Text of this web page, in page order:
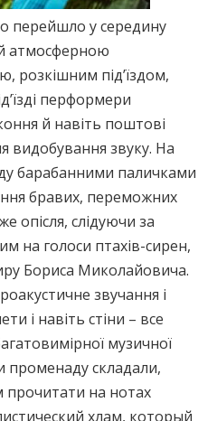
перейшло у середину
атмосферною
розкішним під’їздом,
перформери
й навіть поштові
видобування звуку. На
барабанними паличками
бравих, переможних
опісля, слідуючи за
на голоси птахів-сирен,
Бориса Миколайовича.
звучання і
і навіть стіни – все
музичної
променаду складали,
на нотах
хлам, который